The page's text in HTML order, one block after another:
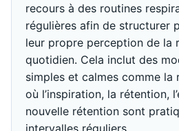
recours à des routines
régulières afin de structurer
leur propre perception de la
quotidien. Cela inclut des
simples et calmes comme la
où l’inspiration, la rétention,
nouvelle rétention sont
intervalles réguliers.